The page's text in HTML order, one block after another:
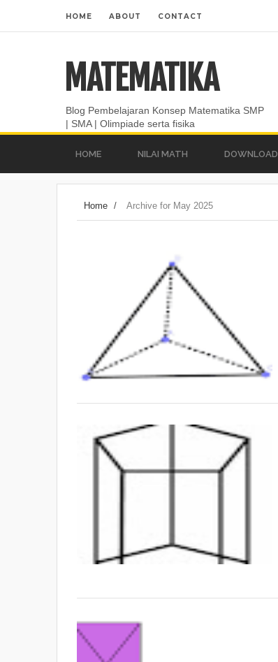
HOME ABOUT CONTACT
MATEMATIKA
Blog Pembelajaran Konsep Matematika SMP
| SMA | Olimpiade serta fisika
HOME NILAI MATH DOWNLOAD
Home / Archive for May 2025